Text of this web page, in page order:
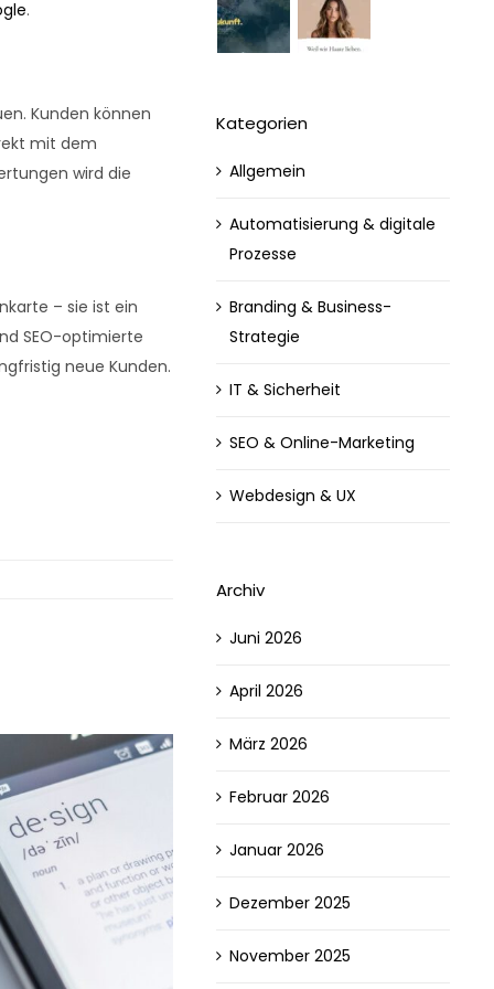
.
. Kunden können
mit dem
wird die
– sie ist ein
SEO-optimierte
neue Kunden.
Kategorien
Allgemein
Automatisierung & digitale
Prozesse
Branding & Business-
Strategie
IT & Sicherheit
SEO & Online-Marketing
Webdesign & UX
Archiv
Juni 2026
April 2026
März 2026
Februar 2026
Januar 2026
Dezember 2025
November 2025